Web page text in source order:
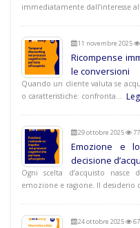
immediatamente dall’interesse
11 novembre 2025
Ricompense
le conversioni
Quando un cliente valuta se
o caratteristiche: confronta…
29 ottobre 2025
Emozione e
decisione
Ogni scelta d’acquisto
emozione e ragione. Il desiderio
24 ottobre 2025